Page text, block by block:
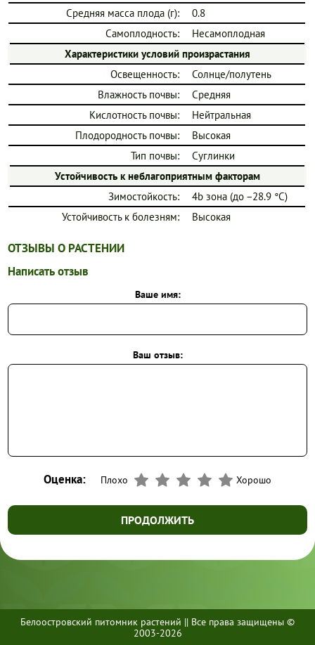
Средняя масса плода (г):
0.8
Самоплодность:
Несамоплодная
Характеристики условий произрастания
Освещенность:
Солнце/полутень
Влажность почвы:
Средняя
Кислотность почвы:
Нейтральная
Плодородность почвы:
Высокая
Тип почвы:
Суглинки
Устойчивость к неблагоприятным факторам
Зимостойкость:
4b зона (до −28.9 °C)
Устойчивость к болезням:
Высокая
ОТЗЫВЫ О РАСТЕНИИ
Написать отзыв
Ваше имя:
Ваш отзыв:
Оценка: Плохо Хорошо
ПРОДОЛЖИТЬ
+7 (812) 437-70-70
Белоостровский питомник растений || Все права защищены ©
2003-2026